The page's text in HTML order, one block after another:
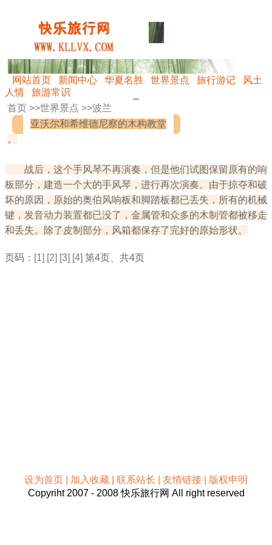
网站首页 新闻中心 华夏名胜 世界景点 旅行游记
风土
人情
旅游常识
首页 >>世界景点 >>波兰
亚沃尔和希维德尼察的木构教堂
。
战后，这个手风琴不再演奏，但是他们试图保留原有的响
板部分，建造一个大的手风琴，进行再次演奏。由于掠夺和破
坏的原因，原始的奥伯风响板和脚踏板都已丢失，所有的机械
键，发音动力装置都已没了，金属管和众多的木制管都被移走
和丢失。除了皮制部分，风箱都保存了完好的原始形状。
页码： [1] [2] [3] [4] 第4页、共4页
设为首页 | 加入收藏 | 联系站长 | 友情链接 | 版权申明
Copyriht 2007 - 2008 快乐旅行网 All right reserved